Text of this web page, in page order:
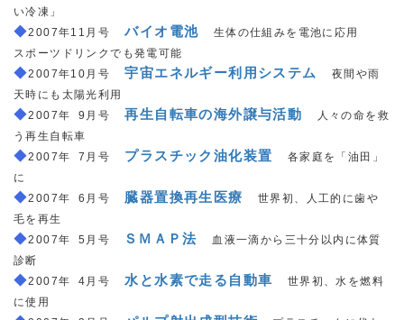
い冷凍」
◆2007年11月号 ＿バイオ電池
生体の仕組みを電池に応用
スポーツドリンクでも発電可能
◆2007年10月号 ＿宇宙エネルギー利用システム ＿夜間や雨
天時にも太陽光利用
◆2007年 9月号 ＿再生自転車の海外譲与活動
人々の命を救
う再生自転車
◆2007年 7月号 プラスチック油化装置
各家庭を「油田」
に
◆2007年 6月号 臓器置換再生医療 ＿世界初、人工的に歯や
毛を再生
◆2007年 5月号 ＳＭＡＰ法
血液一滴から三十分以内に体質
診断
◆2007年 4月号 水と水素で走る自動車
世界初、水を燃料
に使用